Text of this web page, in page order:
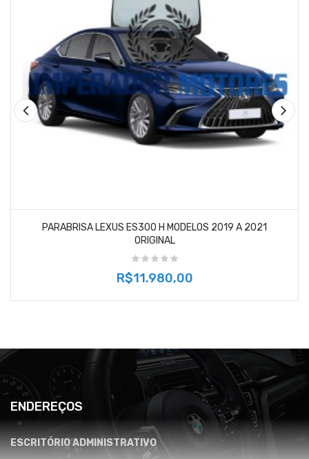
PARABRISA LEXUS ES300 H MODELOS 2019 A 2021
ORIGINAL
R$11.980,00
ENDEREÇOS
ESCRITÓRIO ADMINISTRATIVO